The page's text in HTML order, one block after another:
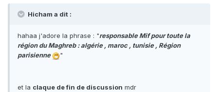
Hicham a dit :
hahaa j'adore la phrase : "responsable Mif pour toute la
région du Maghreb : algérie , maroc , tunisie , Région
parisienne
"
et la claque de fin de discussion mdr